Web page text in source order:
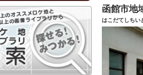
函館市地
はこだてしちい